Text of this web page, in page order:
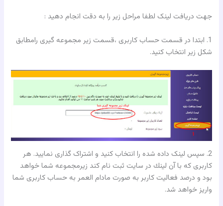
جهت دریافت لینک لطفا مراحل زیر را به دقت انجام دهید :
1. ابتدا در قسمت حساب کاربری ،قسمت زیر مجموعه گیری رامطابق
شکل زیر انتخاب کنید.
2. سپس لینک داده شده را انتخاب کنید و اشتراک گذاری نمایید. هر
كاربرى كه با آن لينك در سايت ثبت نام كند زيرمجموعه شما خواهد
بود و درصد فعاليت كاربر به صورت مادام العمر به حساب كاربرى شما
واريز خواهد شد.